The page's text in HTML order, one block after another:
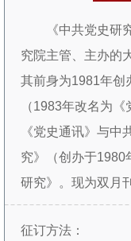
《中共党史研
究院主管、主办的
其前身为1981年创
（1983年改名为
《党史通讯》与中
究》（创办于1980
研究》。现为双月
创刊30余年来
向和学术导向，始
征订方法：